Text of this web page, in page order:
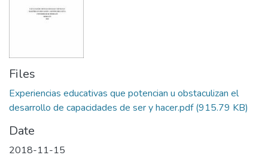
Files
Experiencias educativas que potencian u obstaculizan el
desarrollo de capacidades de ser y hacer.pdf(915.79 KB)
Date
2018-11-15